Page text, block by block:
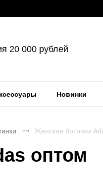
20 000 рублей
Новинки
Женские ботинки
оптом